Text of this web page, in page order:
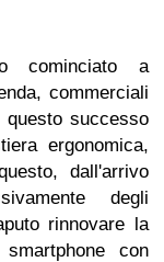
cominciato a
commerciali
successo
ergonomica,
dall'arrivo
degli
rinnovare la
con